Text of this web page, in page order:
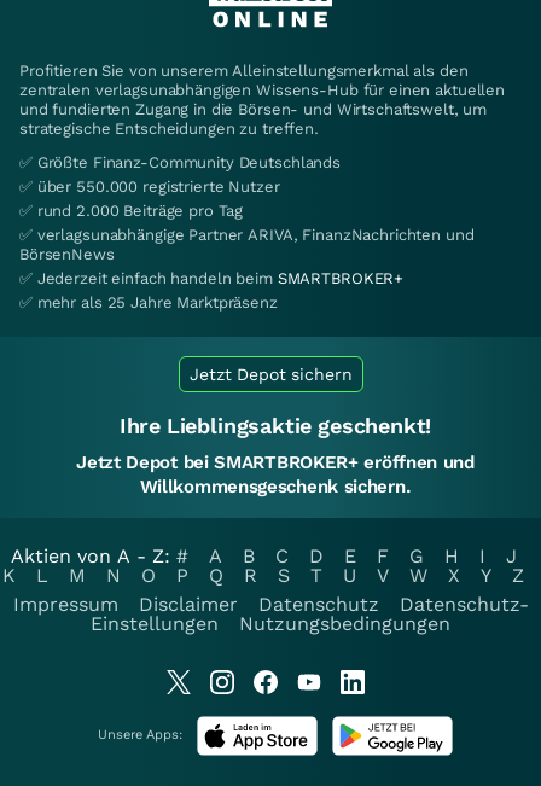
Profitieren Sie von unserem Alleinstellungsmerkmal als den
zentralen verlagsunabhängigen Wissens-Hub für einen aktuellen
und fundierten Zugang in die Börsen- und Wirtschaftswelt, um
strategische Entscheidungen zu treffen.
✅ Größte Finanz-Community Deutschlands
✅ über 550.000 registrierte Nutzer
✅ rund 2.000 Beiträge pro Tag
✅ verlagsunabhängige Partner ARIVA, FinanzNachrichten und
BörsenNews
✅ Jederzeit einfach handeln beim SMARTBROKER+
✅ mehr als 25 Jahre Marktpräsenz
Jetzt Depot sichern
Ihre Lieblingsaktie geschenkt!
Jetzt Depot bei SMARTBROKER+ eröffnen und
Willkommensgeschenk sichern.
Aktien von A - Z: # A B C D E F G H I
J
K
L M N O P Q R S T U V W X Y
Z
Impressum
Disclaimer Datenschutz
Datenschutz-
Einstellungen
Nutzungsbedingungen
Unsere Apps: